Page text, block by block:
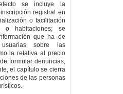
se incluye la
registral en
o facilitación
o habitaciones; se
que ha de
sobre las
la relativa al precio
formular denuncias,
el capítulo se cierra
de las personas